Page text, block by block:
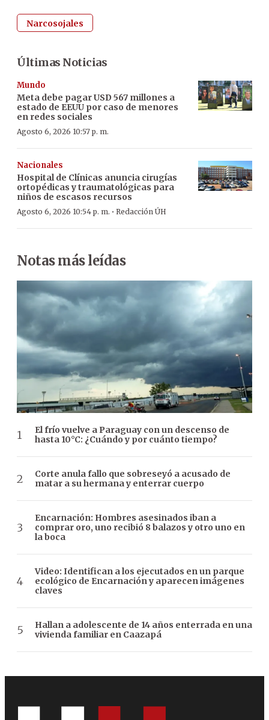
Narcosojales
Últimas Noticias
Mundo
Meta debe pagar USD 567 millones a
estado de EEUU por caso de menores
en redes sociales
Agosto 6, 2026 10:57 p. m.
Nacionales
Hospital de Clínicas anuncia cirugías
ortopédicas y traumatológicas para
niños de escasos recursos
Agosto 6, 2026 10:54 p. m. · Redacción ÚH
Notas más leídas
El frío vuelve a Paraguay con un descenso de
hasta 10°C: ¿Cuándo y por cuánto tiempo?
Corte anula fallo que sobreseyó a acusado de
matar a su hermana y enterrar cuerpo
Encarnación: Hombres asesinados iban a
comprar oro, uno recibió 8 balazos y otro uno en
la boca
Video: Identifican a los ejecutados en un parque
ecológico de Encarnación y aparecen imágenes
claves
Hallan a adolescente de 14 años enterrada en una
vivienda familiar en Caazapá